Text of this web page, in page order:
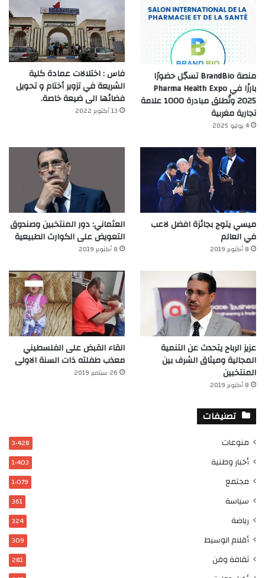
منصة BrandBio تسجّل حضورًا
بارزًا في Pharma Health Expo
2025 وتُطلق مبادرة 1000 علامة
تجارية مغربية
4 يوليو 2025
فاس : اختلالات عمادة كلية
الشريعة في تزوير أختام و تحويل
فضائها الى ضيعة خاصة.
13 أكتوبر 2022
ميسي يتوج بجائزة افضل لاعب
في العالم‎
8 أكتوبر 2019
العثماني: دور المنتخبين وصندوق
التعويض على الكوارث الطبيعية
8 أكتوبر 2019
عزيز الرباح يتحدث عن التنمية
المجالية وميثاق الشرف بين
المنتخبين
8 أكتوبر 2019
القاء القبض على الفلسطيني
معذب طفلته ذات السنة الاولى
26 سبتمبر 2019
تصنيفات
منوعات 3٬428
أخبار وطنية 1٬403
مجتمع 1٬079
سياسة 361
رياضة 324
أقلام الوسيط 309
ثقافة وفن 281